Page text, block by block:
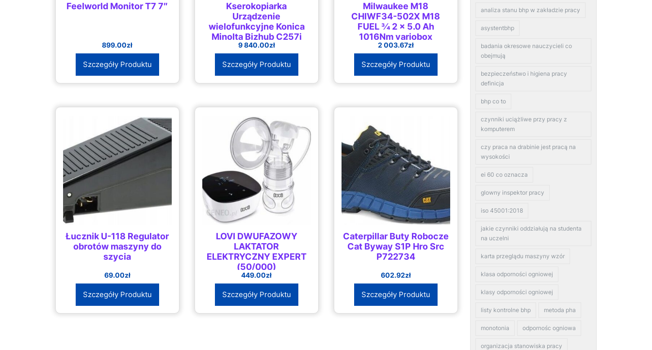
Feelworld Monitor T7 7″
899.00zł
Szczegóły Produktu
Kserokopiarka
Urządzenie
wielofunkcyjne Konica
Minolta Bizhub C257i
9 840.00zł
Szczegóły Produktu
Milwaukee M18
CHIWF34-502X M18
FUEL 3⁄4 2 x 5.0 Ah
1016Nm variobox
4933448415
2 003.67zł
Szczegóły Produktu
Łucznik U-118 Regulator
obrotów maszyny do
szycia
69.00zł
Szczegóły Produktu
LOVI DWUFAZOWY
LAKTATOR
ELEKTRYCZNY EXPERT
(50/000)
449.00zł
Szczegóły Produktu
Caterpillar Buty Robocze
Cat Byway S1P Hro Src
P722734
602.92zł
Szczegóły Produktu
analiza stanu bhp w zakładzie pracy
asystentbhp
badania okresowe nauczycieli co
obejmują
bezpieczeństwo i higiena pracy
definicja
bhp co to
czynniki uciążliwe przy pracy z
komputerem
czy praca na drabinie jest pracą na
wysokości
ei 60 co oznacza
glowny inspektor pracy
iso 45001:2018
jakie czynniki oddziałują na studenta
na uczelni
karta przeglądu maszyny wzór
klasa odporności ogniowej
klasy odporności ogniowej
listy kontrolne bhp metoda pha
monotonia odpornośc ogniowa
organizacja stanowiska pracy